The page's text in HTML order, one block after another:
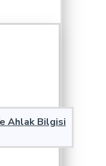
Ahlak Bilgisi